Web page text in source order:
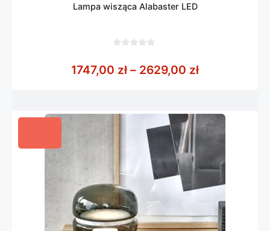
Lampa wisząca Alabaster LED
5
1747,00 zł – 2629,00 złZakres cen: